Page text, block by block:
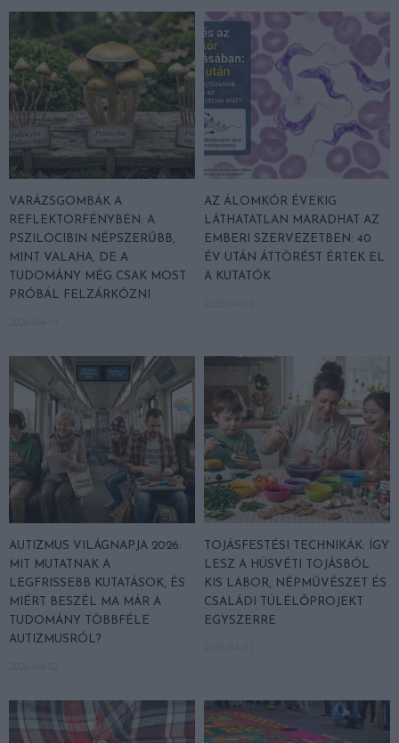
VARÁZSGOMBÁK A
REFLEKTORFÉNYBEN: A
PSZILOCIBIN NÉPSZERŰBB,
MINT VALAHA, DE A
TUDOMÁNY MÉG CSAK MOST
PRÓBÁL FELZÁRKÓZNI
AZ ÁLOMKÓR ÉVEKIG
LÁTHATATLAN MARADHAT AZ
EMBERI SZERVEZETBEN: 40
ÉV UTÁN ÁTTÖRÉST ÉRTEK EL
A KUTATÓK
AUTIZMUS VILÁGNAPJA 2026:
MIT MUTATNAK A
LEGFRISSEBB KUTATÁSOK, ÉS
MIÉRT BESZÉL MA MÁR A
TUDOMÁNY TÖBBFÉLE
AUTIZMUSRÓL?
TOJÁSFESTÉSI TECHNIKÁK: ÍGY
LESZ A HÚSVÉTI TOJÁSBÓL
KIS LABOR, NÉPMŰVÉSZET ÉS
CSALÁDI TÚLÉLŐPROJEKT
EGYSZERRE